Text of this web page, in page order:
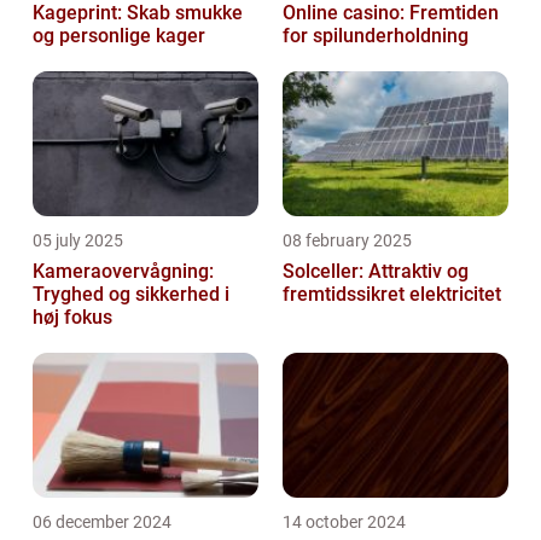
Kageprint: Skab smukke
og personlige kager
Online casino: Fremtiden
for spilunderholdning
05 july 2025
Kameraovervågning:
Tryghed og sikkerhed i
høj fokus
08 february 2025
Solceller: Attraktiv og
fremtidssikret elektricitet
06 december 2024 14 october 2024